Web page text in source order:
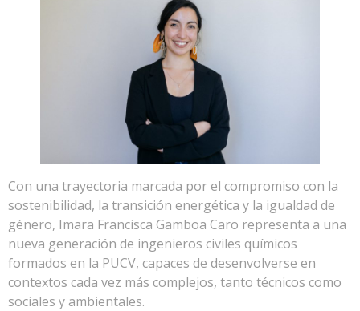
Con una trayectoria marcada por el compromiso con la
sostenibilidad, la transición energética y la igualdad de
género, Imara Francisca Gamboa Caro representa a una
nueva generación de ingenieros civiles químicos
formados en la PUCV, capaces de desenvolverse en
contextos cada vez más complejos, tanto técnicos como
sociales y ambientales.